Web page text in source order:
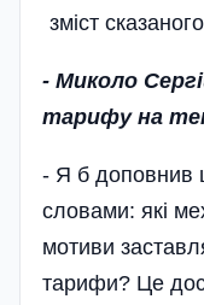
зміст
- Миколо
тарифу на
- Я б доповнив
словами: які
мотиви
тарифи? Це